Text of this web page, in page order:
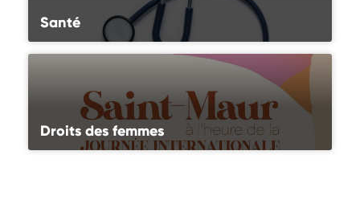
Santé
Droits des femmes